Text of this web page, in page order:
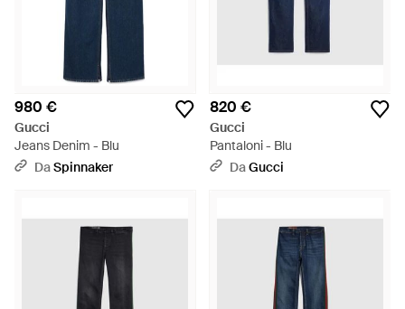
980 €
Gucci
Jeans Denim - Blu
DaSpinnaker
820 €
Gucci
Pantaloni - Blu
DaGucci